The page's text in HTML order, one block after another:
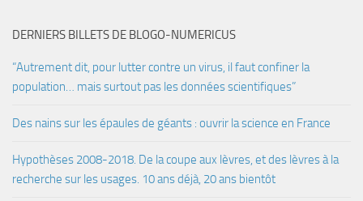
DERNIERS BILLETS DE BLOGO-NUMERICUS
“Autrement dit, pour lutter contre un virus, il faut confiner la
population… mais surtout pas les données scientifiques”
Des nains sur les épaules de géants : ouvrir la science en France
Hypothèses 2008-2018. De la coupe aux lèvres, et des lèvres à la
recherche sur les usages. 10 ans déjà, 20 ans bientôt